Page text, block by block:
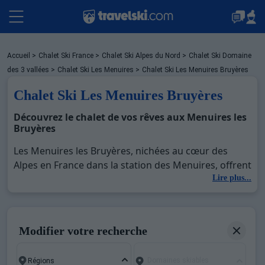
Packages
Stations
Sites CSE & Groupes
Accueil > Chalet Ski France > Chalet Ski Alpes du Nord > Chalet Ski Domaine
des 3 vallées > Chalet Ski Les Menuires > Chalet Ski Les Menuires Bruyères
Chalet Ski Les Menuires Bruyères
Découvrez le chalet de vos rêves aux Menuires les
Bruyères
Les Menuires les Bruyères, nichées au cœur des
Alpes en France dans la station des Menuires, offrent
combinent à la perfection le charme d’un village
Lire plus...
Modifier votre recherche